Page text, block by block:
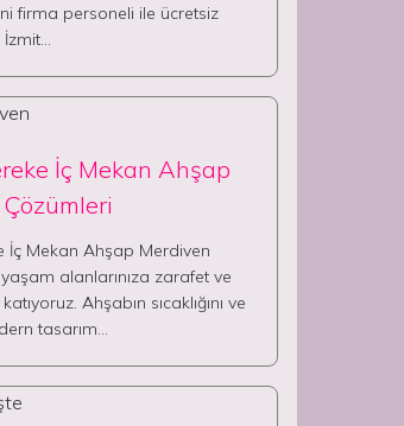
firma personeli ile ücretsiz
İzmit…
İç Mekan Ahşap
İç Mekan Ahşap Merdiven
alanlarınıza zarafet ve
Ahşabın sıcaklığını ve
tasarım…